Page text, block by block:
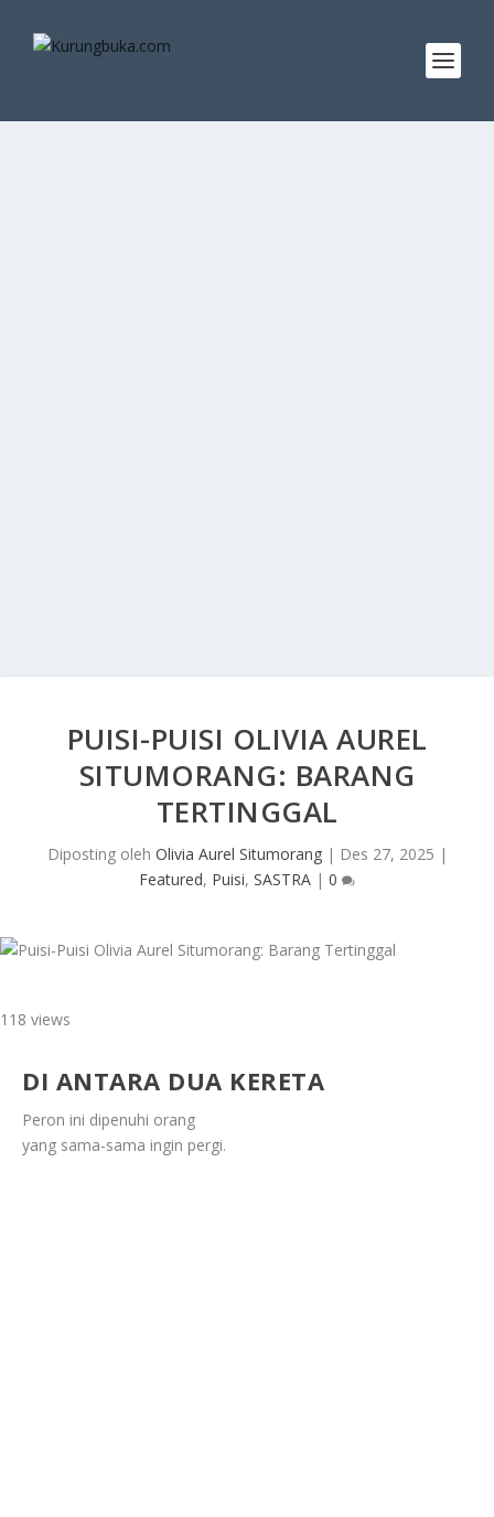
PUISI-PUISI OLIVIA AUREL
SITUMORANG: BARANG
TERTINGGAL
Diposting oleh Olivia Aurel Situmorang| Des 27, 2025 |
Featured, Puisi, SASTRA | 0
118 views
DI ANTARA DUA KERETA
Peron ini dipenuhi orang
yang sama-sama ingin pergi.